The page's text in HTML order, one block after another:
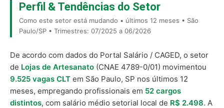
Perfil & Tendências do Setor
Como este setor está mudando • últimos 12 meses • São
Paulo/SP • Trimestres: 07/2025 a 06/2026
De acordo com dados do Portal Salário / CAGED, o setor
de Lojas de Artesanato (CNAE 4789-0/01) movimentou
9.525 vagas CLT em São Paulo, SP nos últimos 12
meses, empregando profissionais em 52 cargos
distintos, com salário médio setorial local de R$ 2.498. A